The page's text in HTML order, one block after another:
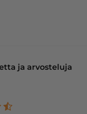
ja arvosteluja